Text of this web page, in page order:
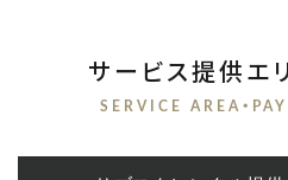
サービス提供エ
SERVICE AREA・